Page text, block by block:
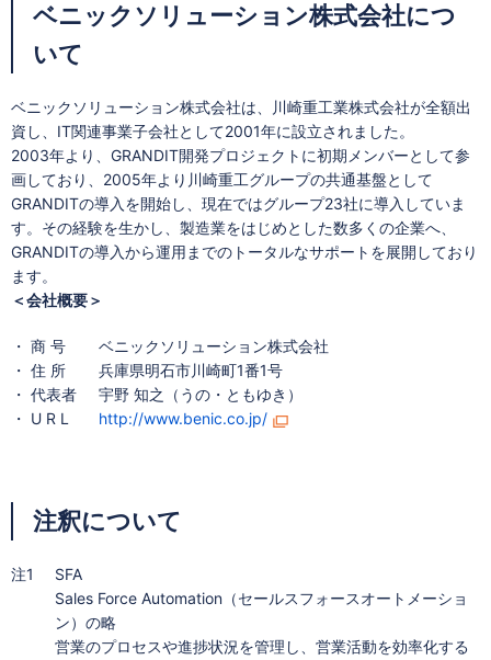
ベニックソリューション株式会社につ
いて
ベニックソリューション株式会社は、川崎重工業株式会社が全額出
資し、IT関連事業子会社として2001年に設立されました。
2003年より、GRANDIT開発プロジェクトに初期メンバーとして参
画しており、2005年より川崎重工グループの共通基盤として
GRANDITの導入を開始し、現在ではグループ23社に導入していま
す。その経験を生かし、製造業をはじめとした数多くの企業へ、
GRANDITの導入から運用までのトータルなサポートを展開しており
ます。
＜会社概要＞
・ 商 号
ベニックソリューション株式会社
・ 住 所
兵庫県明石市川崎町1番1号
・ 代表者
宇野 知之（うの・ともゆき）
・ U R L
http://www.benic.co.jp/
注釈について
注1
SFA
Sales Force Automation（セールスフォースオートメーショ
ン）の略
営業のプロセスや進捗状況を管理し、営業活動を効率化する